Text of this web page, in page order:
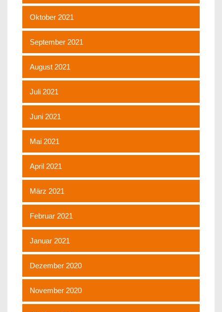
Oktober 2021
September 2021
August 2021
Juli 2021
Juni 2021
Mai 2021
April 2021
März 2021
Februar 2021
Januar 2021
Dezember 2020
November 2020